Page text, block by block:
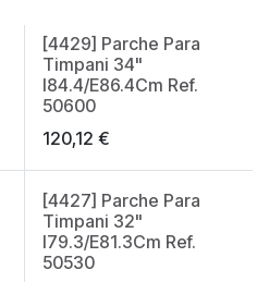
[4429] Parche Para
Timpani 34"
I84.4/E86.4Cm Ref.
50600
120,12 €
[4427] Parche Para
Timpani 32"
I79.3/E81.3Cm Ref.
50530